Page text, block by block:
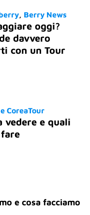
Berry News
oggi?
davvero
con un Tour
CoreaTour
vedere e quali
e cosa facciamo